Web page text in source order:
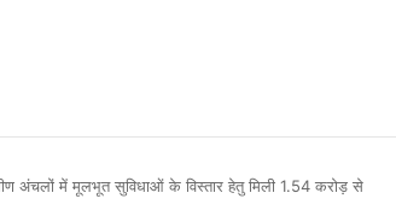
अंचलों में मूलभूत सुविधाओं के विस्तार हेतु मिली 1.54 करोड़ से